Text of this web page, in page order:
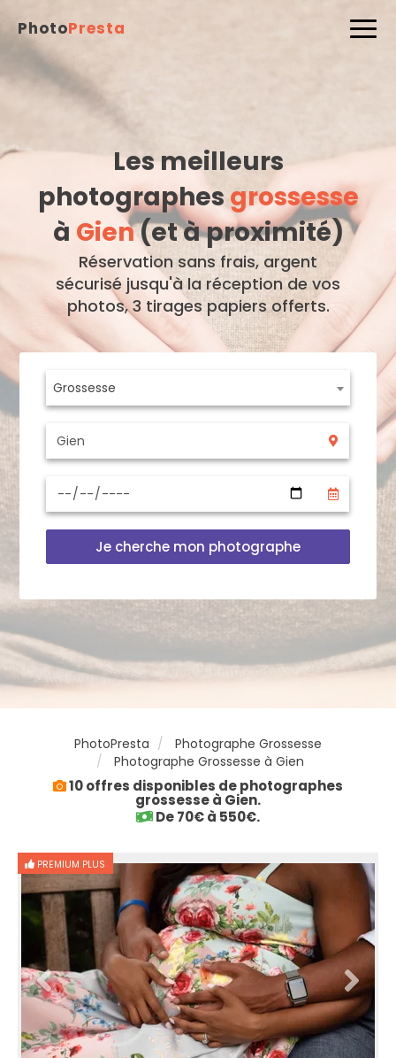
PhotoPresta
Les meilleurs
photographes grossesse
à Gien(et à proximité)
Réservation sans frais, argent
sécurisé jusqu'à la réception de vos
photos, 3 tirages papiers offerts.
Grossesse
Je cherche mon photographe
PhotoPresta
Photographe Grossesse
Photographe Grossesse à Gien
10 offres disponibles de photographes
grossesse à Gien.
De 70€ à 550€.
PREMIUM PLUS